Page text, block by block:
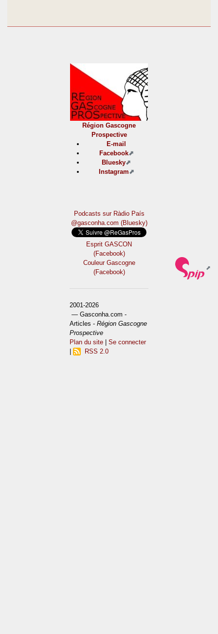
Région Gascogne
Prospective
E-mail
Facebook
Bluesky
Instagram
Podcasts sur Ràdio País
@gasconha.com (Bluesky)
Esprit GASCON
(Facebook)
Couleur Gascogne
(Facebook)
2001-2026
— Gasconha.com -
Articles -Région Gascogne
Prospective
Plan du site |Se connecter
RSS 2.0